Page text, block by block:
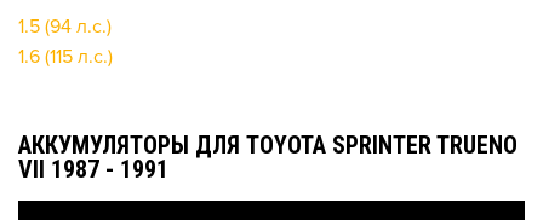
1.5 (94 л.с.)
1.6 (115 л.с.)
АККУМУЛЯТОРЫ ДЛЯ TOYOTA SPRINTER TRUENO
VII 1987 - 1991